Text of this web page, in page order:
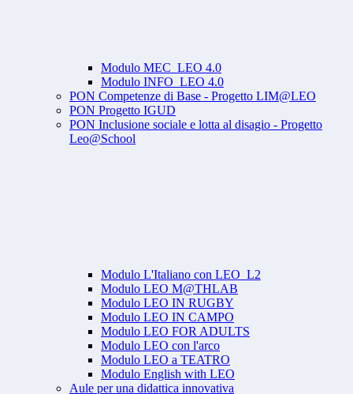
Modulo MEC_LEO 4.0
Modulo INFO_LEO 4.0
PON Competenze di Base - Progetto LIM@LEO
PON Progetto IGUD
PON Inclusione sociale e lotta al disagio - Progetto
Leo@School
Modulo L'Italiano con LEO_L2
Modulo LEO M@THLAB
Modulo LEO IN RUGBY
Modulo LEO IN CAMPO
Modulo LEO FOR ADULTS
Modulo LEO con l'arco
Modulo LEO a TEATRO
Modulo English with LEO
Aule per una didattica innovativa